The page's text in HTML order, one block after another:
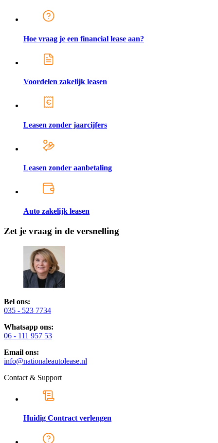
Hoe vraag je een financial lease aan?
Voordelen zakelijk leasen
Leasen zonder jaarcijfers
Leasen zonder aanbetaling
Auto zakelijk leasen
Zet je vraag in de versnelling
Bel ons:
035 - 523 7734
Whatsapp ons:
06 - 111 957 53
Email ons:
info@nationaleautolease.nl
Contact & Support
Huidig Contract verlengen